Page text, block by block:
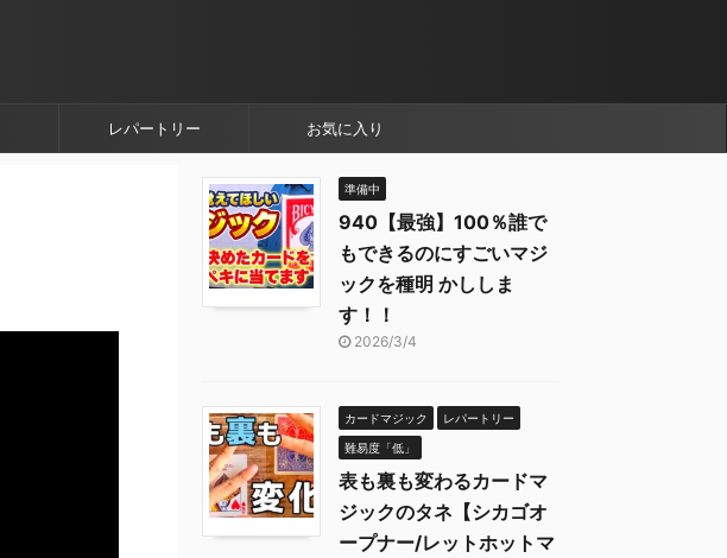
レパートリー お気に入り
準備中
940【最強】100％誰で
もできるのにすごいマジ
ックを種明 かししま
す！！
2026/3/4
カードマジック レパートリー
難易度「低」
表も裏も変わるカードマ
ジックのタネ【シカゴオ
ープナー/レットホットマ